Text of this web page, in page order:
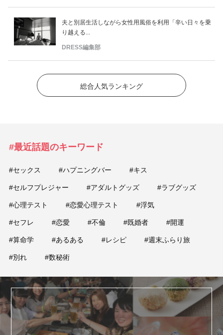
夫と別居生活しながら女性用風俗を利用「辛い日々を乗
り越える...
DRESS編集部
総合人気ランキング
#最近話題のキーワード
#セックス #ハプニングバー #キス
#セルフプレジャー #アダルトグッズ #ラブグッズ
#心理テスト #恋愛心理テスト #浮気
#セフレ #恋愛 #不倫 #既婚者 #開運
#算命学 #あるある #レシピ #週末ふらり旅
#別れ #数秘術